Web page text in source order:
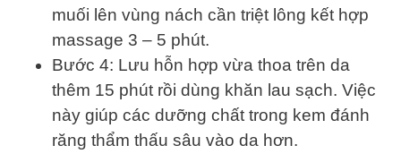
muối lên vùng nách cần triệt lông kết hợp
massage 3 – 5 phút.
Bước 4: Lưu hỗn hợp vừa thoa trên da
thêm 15 phút rồi dùng khăn lau sạch. Việc
này giúp các dưỡng chất trong kem đánh
răng thẩm thấu sâu vào da hơn.